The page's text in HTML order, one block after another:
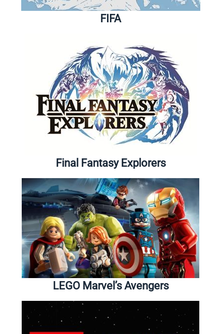
FIFA
Final Fantasy Explorers
LEGO Marvel’s Avengers